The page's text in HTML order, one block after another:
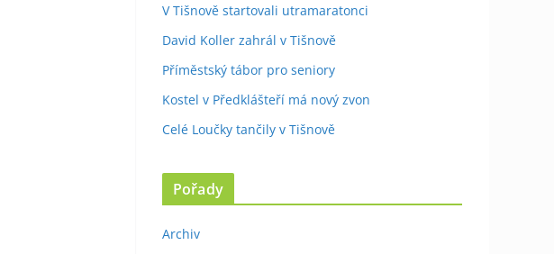
V Tišnově startovali utramaratonci
David Koller zahrál v Tišnově
Příměstský tábor pro seniory
Kostel v Předklášteří má nový zvon
Celé Loučky tančily v Tišnově
Pořady
Archiv